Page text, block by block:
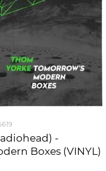
-
Boxes (VINYL)